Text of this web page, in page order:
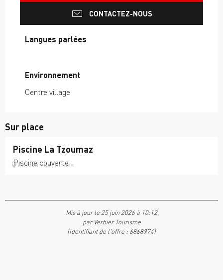
CONTACTEZ-NOUS
Langues parlées
Langues parlées
Environnement
Environnement
Centre village
Sur place
Piscine La Tzoumaz
Piscine couverte
La tzoumaz , Riddes
Mis à jour le 25 juin 2026 à 10:12
par Verbier Tourisme
(Identifiant de l'offre : 6868974)